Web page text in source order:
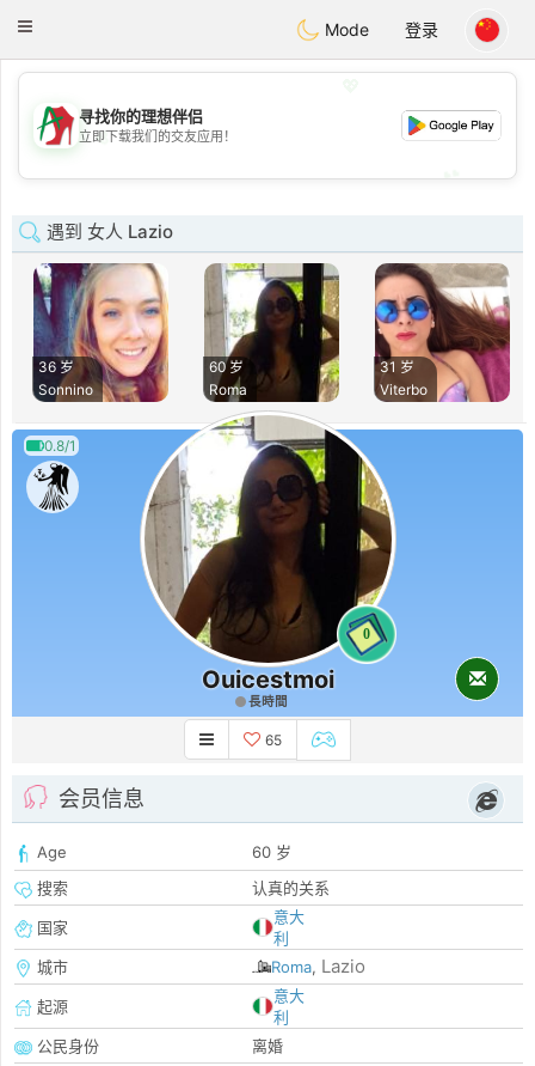
AmamiOra
Toggle
Mode 登录
💖
寻找你的理想伴侣
立即下载我们的交友应用！
遇到 女人 Lazio
36 岁
Sonnino
60 岁
Roma
31 岁
Viterbo
0.8/1
0
Ouicestmoi
長時間
65
会员信息
Age
60 岁
搜索
认真的关系
国家
意大
利
城市
Roma, Lazio
起源
意大
利
公民身份
离婚